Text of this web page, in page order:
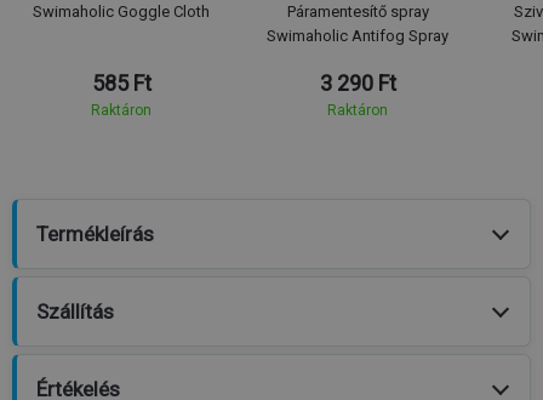
Swimaholic Goggle Cloth
585 Ft
Raktáron
Páramentesítő spray
Swimaholic Antifog Spray
3 290 Ft
Raktáron
Termékleírás
Szállítás
Értékelés